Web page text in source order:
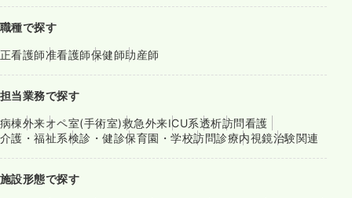
職種で探す
正看護師准看護師保健師助産師
担当業務で探す
病棟外来オペ室(手術室)救急外来ICU系透析訪問看護
介護・福祉系検診・健診保育園・学校訪問診療内視鏡治験関連
施設形態で探す